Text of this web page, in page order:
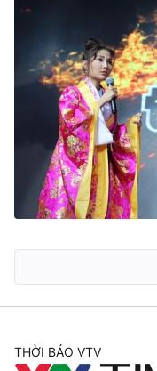
THỜI BÁO VTV